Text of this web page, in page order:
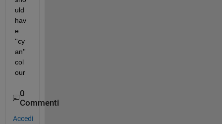
uld
hav
e
''cy
an''
col
our
0
Commenti
Accedi